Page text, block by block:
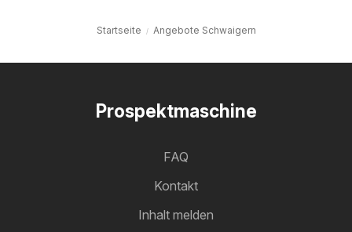
Startseite Angebote Schwaigern
Prospektmaschine
FAQ
Kontakt
Inhalt melden